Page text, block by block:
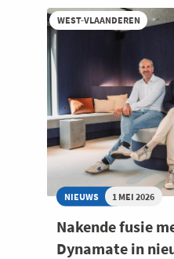
WEST-VLAANDEREN
NIEUWS 1 MEI 2026
Nakende fusie
Dynamate in